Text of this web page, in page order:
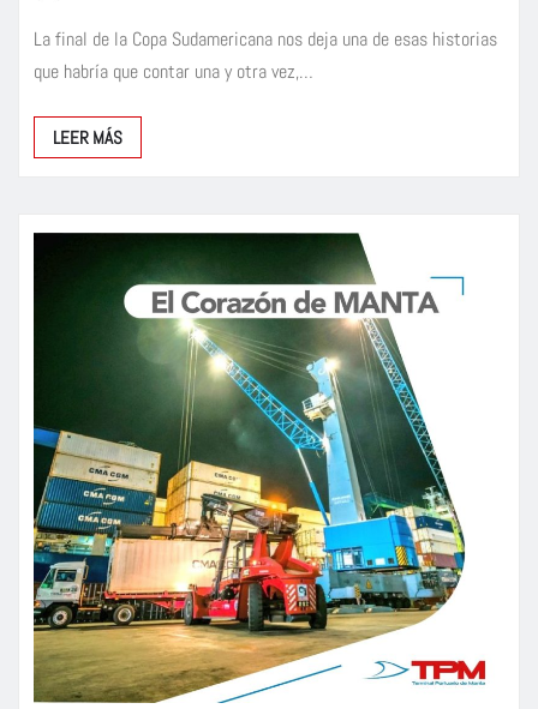
La final de la Copa Sudamericana nos deja una de esas historias
que habría que contar una y otra vez,…
LEER MÁS